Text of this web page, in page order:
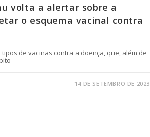
volta a alertar sobre a
o esquema vacinal contra
de vacinas contra a doença, que, além de
14 DE SETEMBRO DE 2023